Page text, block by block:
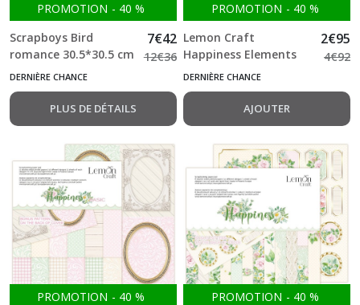
PROMOTION - 40 %
Scrapboys Bird
romance 30.5*30.5 cm
double Face Bloc 12
7€42
12€36
DERNIÈRE CHANCE
PLUS DE DÉTAILS
PROMOTION - 40 %
Lemon Craft
Happiness Elements
15.2*20.3 cm double
2€95
4€92
DERNIÈRE CHANCE
AJOUTER
PROMOTION - 40 %
PROMOTION - 40 %